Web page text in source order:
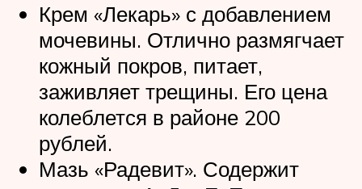
Крем «Лекарь» с добавлением
мочевины. Отлично размягчает
кожный покров, питает,
заживляет трещины. Его цена
колеблется в районе 200
рублей.
Мазь «Радевит». Содержит